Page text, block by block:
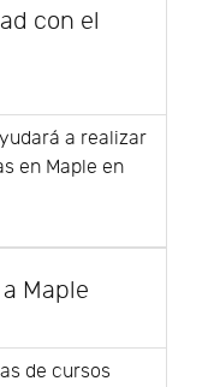
con el
a realizar
en Maple en
Maple
de cursos